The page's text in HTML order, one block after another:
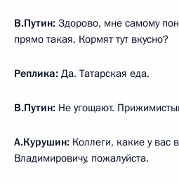
В.Путин: Здорово, мне самому
прямо такая. Кормят тут вкусно?
Реплика: Да. Татарская еда.
В.Путин: Не угощают.
А.Курушин: Коллеги, какие у вас
Владимировичу, пожалуйста.